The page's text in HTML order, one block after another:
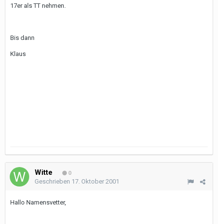
17er als TT nehmen.
Bis dann
Klaus
Witte 0
Geschrieben 17. Oktober 2001
Hallo Namensvetter,